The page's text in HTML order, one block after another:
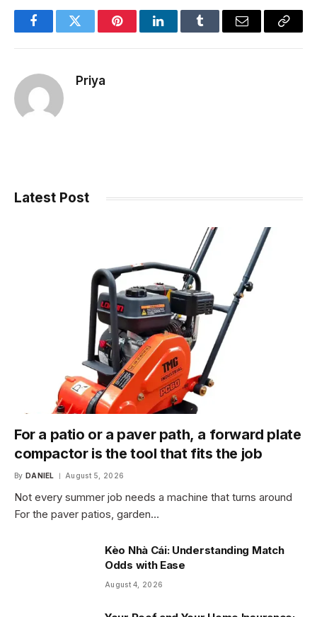
FacebookTwitter PinterestLinkedInTumblr Email
Copy
Priya
Latest Post
For a patio or a paver path, a forward plate
compactor is the tool that fits the job
By DANIEL August 5, 2026
Not every summer job needs a machine that turns around
For the paver patios, garden…
Kèo Nhà Cái: Understanding Match
Odds with Ease
August 4, 2026